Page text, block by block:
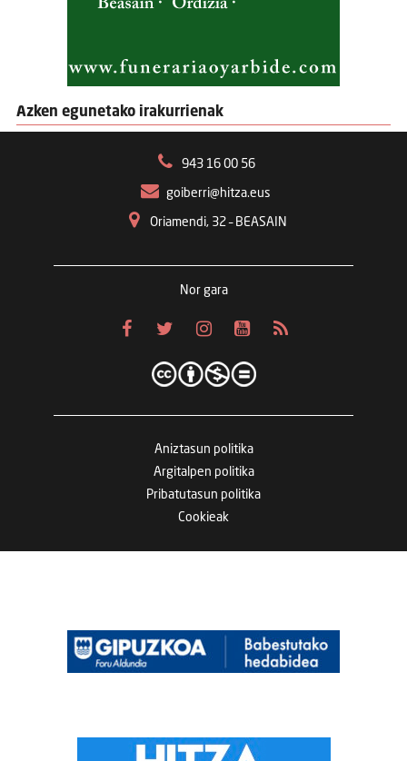
Azken egunetako irakurrienak
943 16 00 56
goiberri@hitza.eus
Oriamendi, 32 – BEASAIN
Nor gara
Aniztasun politika
Argitalpen politika
Pribatutasun politika
Cookieak